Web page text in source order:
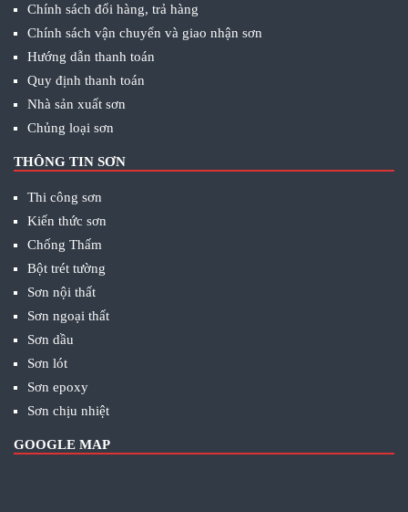
Chính sách đổi hàng, trả hàng
Chính sách vận chuyển và giao nhận sơn
Hướng dẫn thanh toán
Quy định thanh toán
Nhà sản xuất sơn
Chủng loại sơn
THÔNG TIN SƠN
Thi công sơn
Kiến thức sơn
Chống Thấm
Bột trét tường
Sơn nội thất
Sơn ngoại thất
Sơn dầu
Sơn lót
Sơn epoxy
Sơn chịu nhiệt
GOOGLE MAP